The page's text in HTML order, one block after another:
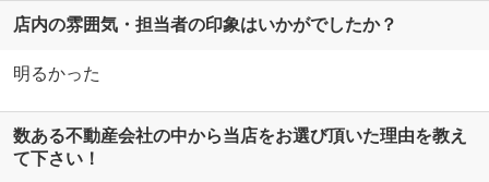
店内の雰囲気・担当者の印象はいかがでしたか？
明るかった
数ある不動産会社の中から当店をお選び頂いた理由を教え
て下さい！